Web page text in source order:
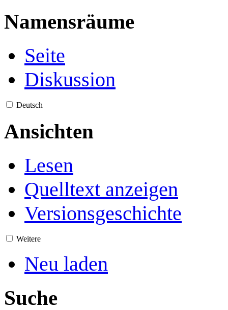
Namensräume
Seite
Diskussion
Deutsch
Ansichten
Lesen
Quelltext anzeigen
Versionsgeschichte
Weitere
Neu laden
Suche